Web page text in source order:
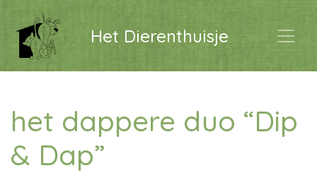
Het Dierenthuisje
het dappere duo “Dip
& Dap”